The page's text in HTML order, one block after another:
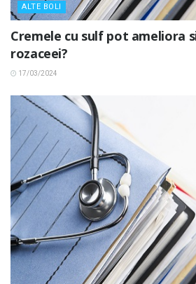
ALTE BOLI
Cremele cu sulf pot ameliora
rozaceei?
17/03/2024